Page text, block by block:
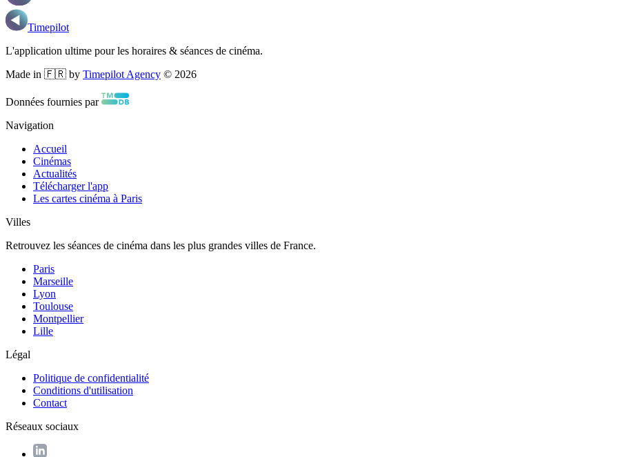
Timepilot
L'application ultime pour les horaires & séances de cinéma.
Made in 🇫🇷 by Timepilot Agency © 2026
Données fournies par
Navigation
Accueil
Cinémas
Actualités
Télécharger l'app
Les cartes cinéma à Paris
Villes
Retrouvez les séances de cinéma dans les plus grandes villes de France.
Paris
Marseille
Lyon
Toulouse
Montpellier
Lille
Légal
Politique de confidentialité
Conditions d'utilisation
Contact
Réseaux sociaux